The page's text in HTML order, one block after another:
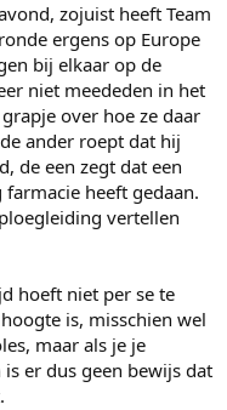
zojuist heeft Team
ergens op Europe
bij elkaar op de
niet meededen in het
over hoe ze daar
ander roept dat hij
de een zegt dat een
heeft gedaan.
vertellen
hoeft niet per se te
is, misschien wel
maar als je je
er dus geen bewijs dat